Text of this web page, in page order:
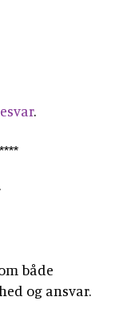
.
både
og ansvar.